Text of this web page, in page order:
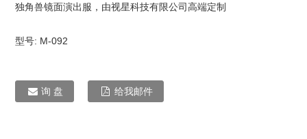
独角兽镜面演出服，由视星科技有限公司高端定制
型号: M-092
询 盘 给我邮件